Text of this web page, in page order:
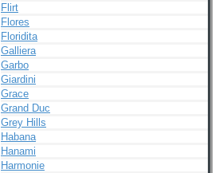
Flirt
Flores
Floridita
Galliera
Garbo
Giardini
Grace
Grand Duc
Grey Hills
Habana
Hanami
Harmonie